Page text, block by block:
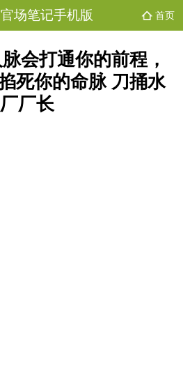
场笔记手机版 首页
会打通你的前程，
死你的命脉 刀捅水
厂厂长